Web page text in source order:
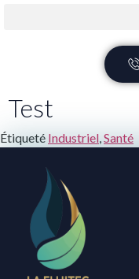
Test
Étiqueté Industriel,Santé